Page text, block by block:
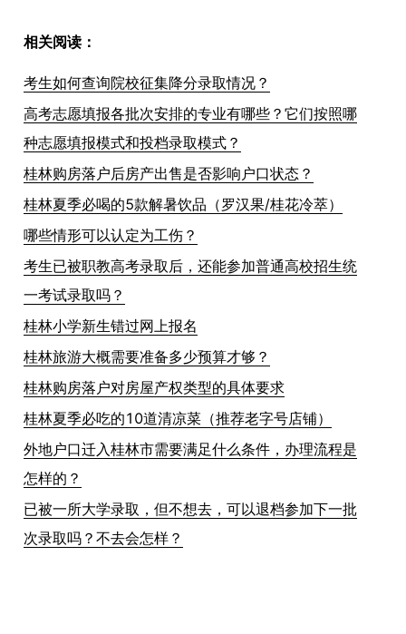
相关阅读：
考生如何查询院校征集降分录取情况？
高考志愿填报各批次安排的专业有哪些？它们按照哪
种志愿填报模式和投档录取模式？
桂林购房落户后房产出售是否影响户口状态？
桂林夏季必喝的5款解暑饮品（罗汉果/桂花冷萃）
哪些情形可以认定为工伤？
考生已被职教高考录取后，还能参加普通高校招生统
一考试录取吗？
桂林小学新生错过网上报名
桂林旅游大概需要准备多少预算才够？
桂林购房落户对房屋产权类型的具体要求
桂林夏季必吃的10道清凉菜（推荐老字号店铺）
外地户口迁入桂林市需要满足什么条件，办理流程是
怎样的？
已被一所大学录取，但不想去，可以退档参加下一批
次录取吗？不去会怎样？